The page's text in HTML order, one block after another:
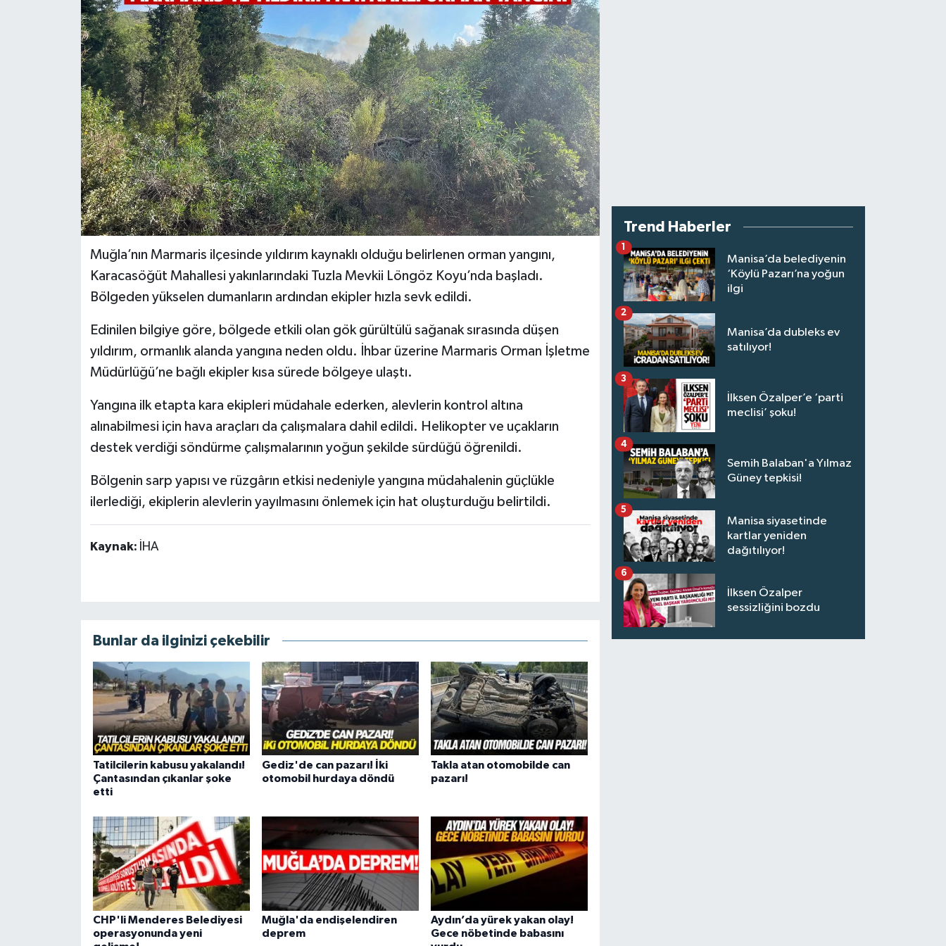
Muğla’nın Marmaris ilçesinde yıldırım kaynaklı olduğu belirlenen orman yangını,
Karacasöğüt Mahallesi yakınlarındaki Tuzla Mevkii Löngöz Koyu’nda başladı.
Bölgeden yükselen dumanların ardından ekipler hızla sevk edildi.
Edinilen bilgiye göre, bölgede etkili olan gök gürültülü sağanak sırasında düşen
yıldırım, ormanlık alanda yangına neden oldu. İhbar üzerine Marmaris Orman İşletme
Müdürlüğü’ne bağlı ekipler kısa sürede bölgeye ulaştı.
Yangına ilk etapta kara ekipleri müdahale ederken, alevlerin kontrol altına
alınabilmesi için hava araçları da çalışmalara dahil edildi. Helikopter ve uçakların
destek verdiği söndürme çalışmalarının yoğun şekilde sürdüğü öğrenildi.
Bölgenin sarp yapısı ve rüzgârın etkisi nedeniyle yangına müdahalenin güçlükle
ilerlediği, ekiplerin alevlerin yayılmasını önlemek için hat oluşturduğu belirtildi.
Kaynak: İHA
Bunlar da ilginizi çekebilir
Tatilcilerin kabusu yakalandı!
Çantasından çıkanlar şoke
etti
Gediz'de can pazarı! İki
otomobil hurdaya döndü
Takla atan otomobilde can
pazarı!
CHP'li Menderes Belediyesi
operasyonunda yeni
Muğla'da endişelendiren
deprem
Aydın’da yürek yakan olay!
Gece nöbetinde babasını
Trend Haberler
Manisa’da belediyenin
‘Köylü Pazarı’na yoğun
ilgi
1
Manisa’da dubleks ev
satılıyor!
2
İlksen Özalper’e ‘parti
meclisi’ şoku!
3
Semih Balaban'a Yılmaz
Güney tepkisi!
4
Manisa siyasetinde
kartlar yeniden
dağıtılıyor!
5
İlksen Özalper
sessizliğini bozdu
6